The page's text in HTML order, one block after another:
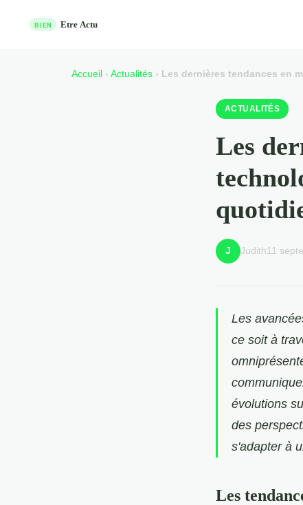
Accueil › Actualités › Les dernières tendances en
ACTUALITÉS
Les
J Judith11
Les
ce soit à
évolutions
des
s'adapter à
Les